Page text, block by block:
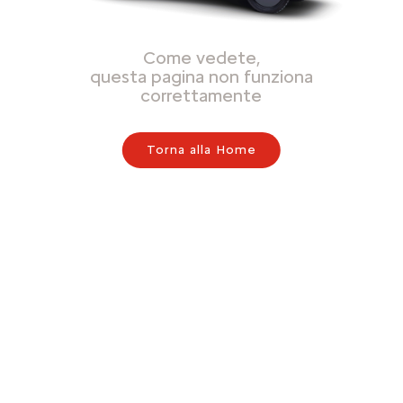
Come vedete,
questa pagina non funziona
correttamente
Torna alla Home